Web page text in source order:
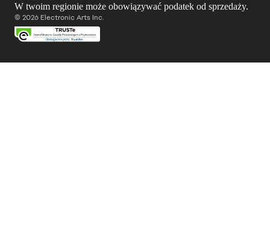
W twoim regionie może obowiązywać podatek od sprzedaży.
© 2026 Electronic Arts Inc.